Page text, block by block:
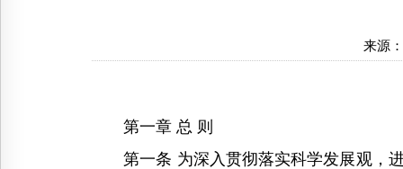
来源：
第一章 总 则
第一条 为深入贯彻落实科学发展观，进